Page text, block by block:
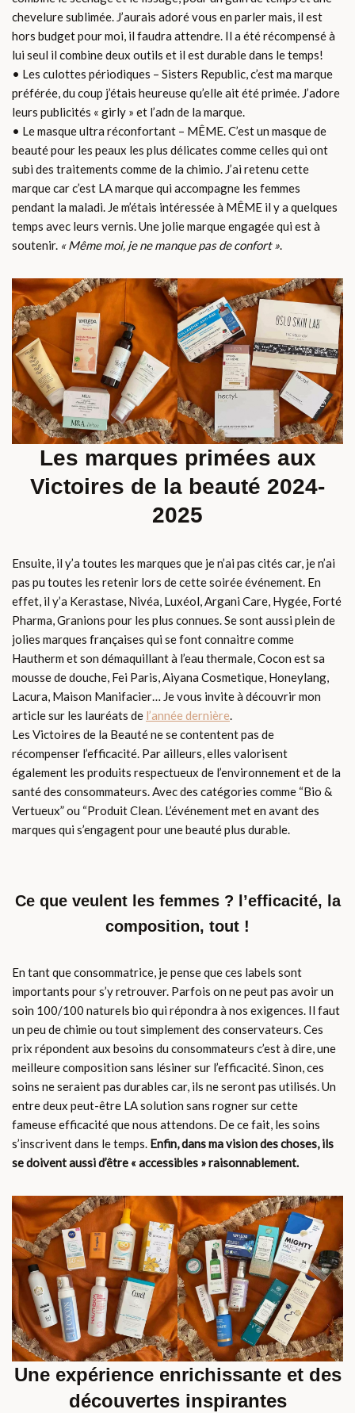
chevelure sublimée. J’aurais adoré vous en parler mais, il est
hors budget pour moi, il faudra attendre. Il a été récompensé à
lui seul il combine deux outils et il est durable dans le temps!
• Les culottes périodiques – Sisters Republic, c’est ma marque
préférée, du coup j’étais heureuse qu’elle ait été primée. J’adore
leurs publicités « girly » et l’adn de la marque.
• Le masque ultra réconfortant – MÊME. C’est un masque de
beauté pour les peaux les plus délicates comme celles qui ont
subi des traitements comme de la chimio. J’ai retenu cette
marque car c’est LA marque qui accompagne les femmes
pendant la maladi. Je m’étais intéressée à MÊME il y a quelques
temps avec leurs vernis. Une jolie marque engagée qui est à
soutenir. « Même moi, je ne manque pas de confort ».
Les marques primées aux
Victoires de la beauté 2024-
2025
Ensuite, il y’a toutes les marques que je n’ai pas cités car, je n’ai
pas pu toutes les retenir lors de cette soirée événement. En
effet, il y’a Kerastase, Nivéa, Luxéol, Argani Care, Hygée, Forté
Pharma, Granions pour les plus connues. Se sont aussi plein de
jolies marques françaises qui se font connaitre comme
Hautherm et son démaquillant à l’eau thermale, Cocon est sa
mousse de douche, Fei Paris, Aiyana Cosmetique, Honeylang,
Lacura, Maison Manifacier… Je vous invite à découvrir mon
article sur les lauréats de l’année dernière.
Les Victoires de la Beauté ne se contentent pas de
récompenser l’efficacité. Par ailleurs, elles valorisent
également les produits respectueux de l’environnement et de la
santé des consommateurs. Avec des catégories comme “Bio &
Vertueux” ou “Produit Clean. L’événement met en avant des
marques qui s’engagent pour une beauté plus durable.
Ce que veulent les femmes ? l’efficacité, la
composition, tout !
En tant que consommatrice, je pense que ces labels sont
importants pour s’y retrouver. Parfois on ne peut pas avoir un
soin 100/100 naturels bio qui répondra à nos exigences. Il faut
un peu de chimie ou tout simplement des conservateurs. Ces
prix répondent aux besoins du consommateurs c’est à dire, une
meilleure composition sans lésiner sur l’efficacité. Sinon, ces
soins ne seraient pas durables car, ils ne seront pas utilisés. Un
entre deux peut-être LA solution sans rogner sur cette
fameuse efficacité que nous attendons. De ce fait, les soins
s’inscrivent dans le temps. Enfin, dans ma vision des choses, ils
se doivent aussi d’être « accessibles » raisonnablement.
Une expérience enrichissante et des
découvertes inspirantes